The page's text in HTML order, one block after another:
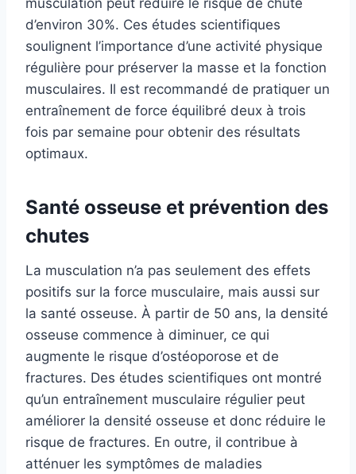
d’environ 30%. Ces études scientifiques
soulignent l’importance d’une activité physique
régulière pour préserver la masse et la fonction
musculaires. Il est recommandé de pratiquer un
entraînement de force équilibré deux à trois
fois par semaine pour obtenir des résultats
optimaux.
Santé osseuse et prévention des
chutes
La musculation n’a pas seulement des effets
positifs sur la force musculaire, mais aussi sur
la santé osseuse. À partir de 50 ans, la densité
osseuse commence à diminuer, ce qui
augmente le risque d’ostéoporose et de
fractures. Des études scientifiques ont montré
qu’un entraînement musculaire régulier peut
améliorer la densité osseuse et donc réduire le
risque de fractures. En outre, il contribue à
atténuer les symptômes de maladies